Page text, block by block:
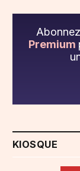
Premium
KIOSQUE